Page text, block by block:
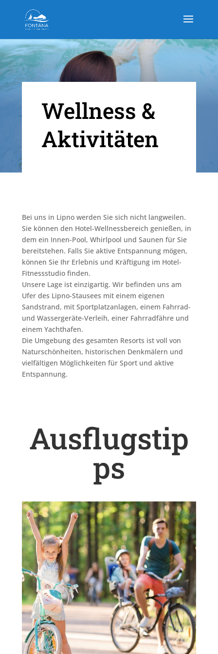
Wellness &
Aktivitäten
Bei uns in Lipno werden Sie sich nicht langweilen.
Sie können den Hotel-Wellnessbereich genießen, in
dem ein Innen-Pool, Whirlpool und Saunen für Sie
bereitstehen. Falls Sie aktive Entspannung mögen,
können Sie Ihr Erlebnis und Kräftigung im Hotel-
Fitnessstudio finden.
Unsere Lage ist einzigartig. Wir befinden uns am
Ufer des Lipno-Stausees mit einem eigenen
Sandstrand, mit Sportplatzanlagen, einem Fahrrad-
und Wassergeräte-Verleih, einer Fahrradfähre und
einem Yachthafen.
Die Umgebung des gesamten Resorts ist voll von
Naturschönheiten, historischen Denkmälern und
vielfältigen Möglichkeiten für Sport und aktive
Entspannung.
Ausflugstip
ps